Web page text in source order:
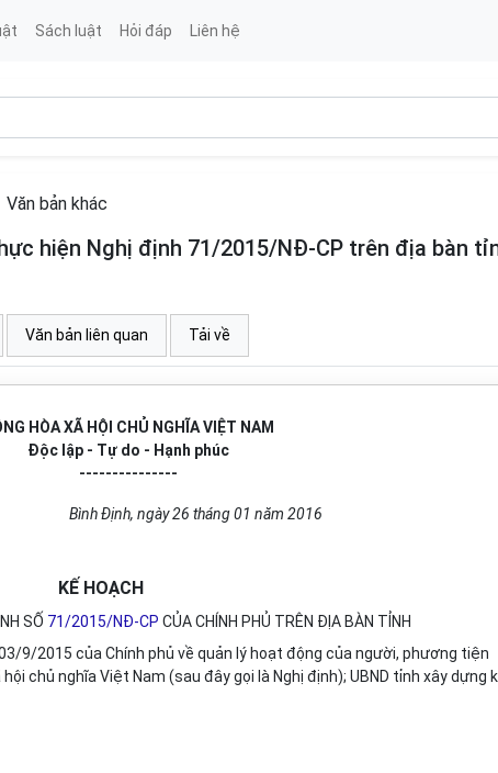
Sách luật Hỏi đáp Liên hệ
Văn bản khác
hiện Nghị định 71/2015/NĐ-CP trên địa bàn
Văn bản liên quan Tải về
HÒA XÃ HỘI CHỦ NGHĨA VIỆT NAM
Độc lập - Tự do - Hạnh phúc
---------------
Bình Định, ngày26 tháng01 năm 2016
KẾ HOẠCH
SỐ 71/2015/NĐ-CP CỦA CHÍNH PHỦ TRÊN ĐỊA BÀN TỈNH
9/2015 của Chính phủ về quản lý hoạt động của người, phương tiện
hội chủ nghĩa Việt Nam (sau đây gọi là Nghị định); UBND tỉnh xây dựng